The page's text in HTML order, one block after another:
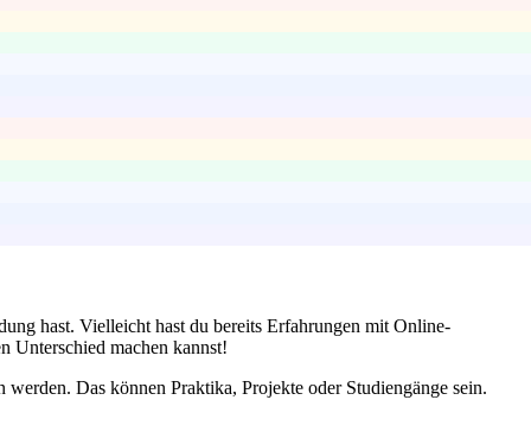
hast. Vielleicht hast du bereits Erfahrungen mit Online-
Unterschied machen kannst!
Das können Praktika, Projekte oder Studiengänge sein.